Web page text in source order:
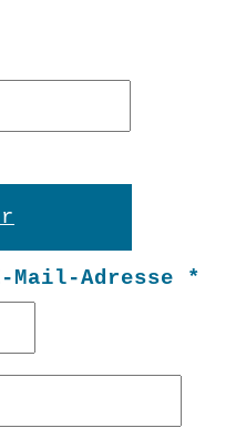
Mail-Adresse *